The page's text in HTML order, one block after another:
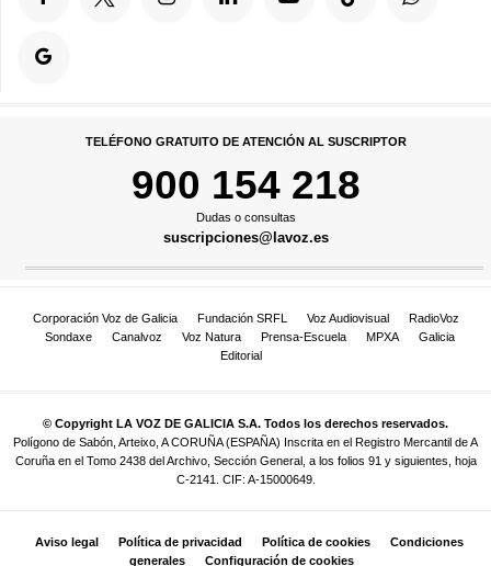
TELÉFONO GRATUITO DE ATENCIÓN AL SUSCRIPTOR
900 154 218
Dudas o consultas
suscripciones@lavoz.es
Corporación Voz de Galicia Fundación SRFL Voz Audiovisual
RadioVoz
Sondaxe
Canalvoz Voz Natura Prensa-Escuela MPXA
Galicia
Editorial
© Copyright LA VOZ DE GALICIA S.A. Todos los derechos reservados.
Polígono de Sabón, Arteixo, A CORUÑA (ESPAÑA) Inscrita en el Registro Mercantil de A
Coruña en el Tomo 2438 del Archivo, Sección General, a los folios 91 y siguientes, hoja
C-2141. CIF: A-15000649.
Aviso legal Política de privacidad Política de cookies
Condiciones
generales
Configuración de cookies